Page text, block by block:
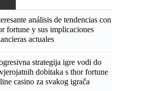
análisis de tendencias con
fortune y sus implicaciones
actuales
strategija igre vodi do
dobitaka s thor fortune
casino za svakog igrača